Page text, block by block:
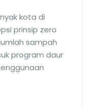
kota di
prinsip zero
sampah
program daur